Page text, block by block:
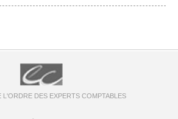
L'ORDRE DES EXPERTS COMPTABLES